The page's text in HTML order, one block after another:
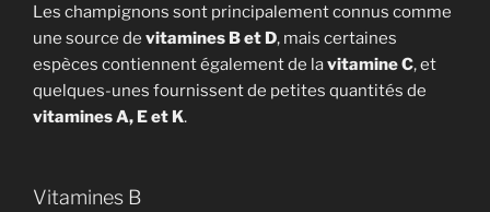
Les champignons sont principalement connus comme
une source de vitamines B et D, mais certaines
espèces contiennent également de lavitamine C, et
quelques-unes fournissent de petites quantités de
vitamines A, E et K.
Vitamines B